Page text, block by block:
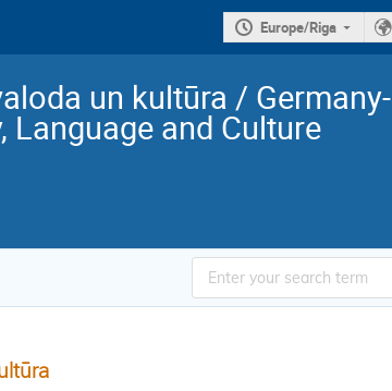
Europe/Riga
un kultūra / Germany-
Language and Culture